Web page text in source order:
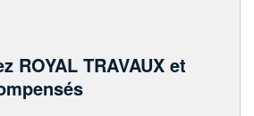
ROYAL TRAVAUX et